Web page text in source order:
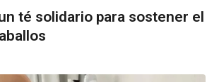
té solidario para sostener el